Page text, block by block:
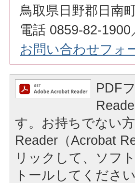
鳥取県日野郡日南
電話 0859-82-
お問い合わせフォ
PDF
す。お持ちでない
Reader（Acrobat
リックして、ソフ
トールしてください